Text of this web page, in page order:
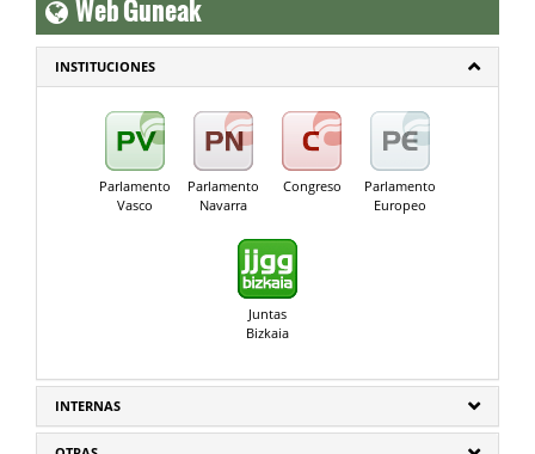
INSTITUCIONES
Parlamento
Vasco
Parlamento
Navarra
Congreso
Parlamento
Europeo
Juntas
Bizkaia
INTERNAS